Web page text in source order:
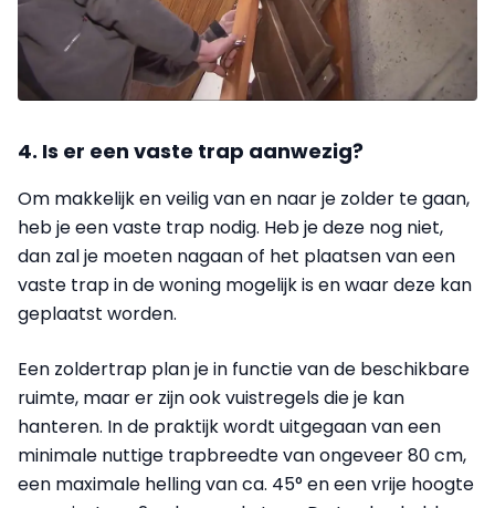
4. Is er een vaste trap aanwezig?
Om makkelijk en veilig van en naar je zolder te gaan,
heb je een vaste trap nodig. Heb je deze nog niet,
dan zal je moeten nagaan of het plaatsen van een
vaste trap in de woning mogelijk is en waar deze kan
geplaatst worden.
Een zoldertrap plan je in functie van de beschikbare
ruimte, maar er zijn ook vuistregels die je kan
hanteren. In de praktijk wordt uitgegaan van een
minimale nuttige trapbreedte van ongeveer 80 cm,
een maximale helling van ca. 45° en een vrije hoogte